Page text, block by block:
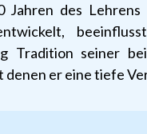
Jahren des
Tradition seiner
denen er eine tiefe